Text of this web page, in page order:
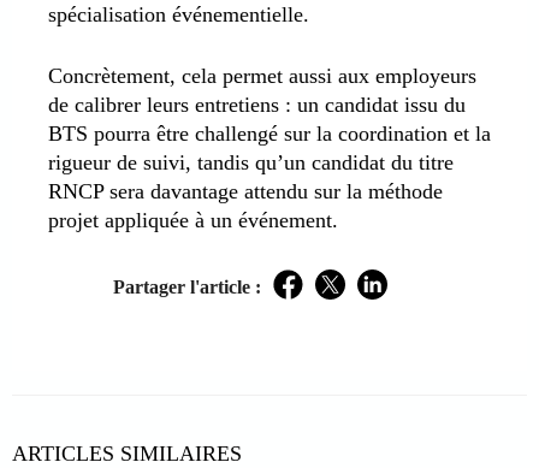
spécialisation événementielle.
Concrètement, cela permet aussi aux employeurs
de calibrer leurs entretiens : un candidat issu du
BTS pourra être challengé sur la coordination et la
rigueur de suivi, tandis qu’un candidat du titre
RNCP sera davantage attendu sur la méthode
projet appliquée à un événement.
Partager l'article : Facebook
TwitterLinkedIn
ARTICLES SIMILAIRES